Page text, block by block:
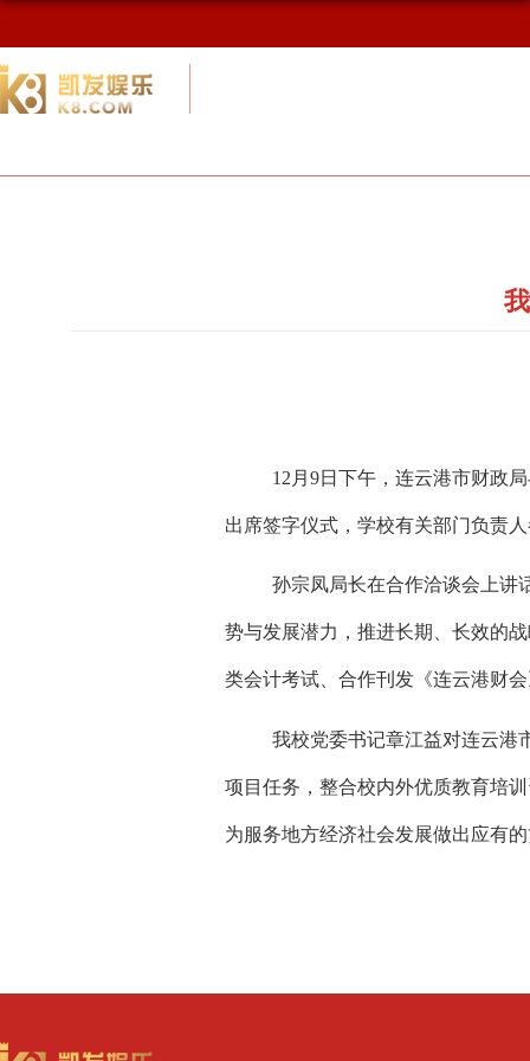
12月9日下午，连云港市财政
出席签字仪式，学校有关部门负责
孙宗凤局长在合作洽谈会上讲
势与发展潜力，推进长期、长效的
类会计考试、合作刊发《连云港财
我校党委书记章江益对连云港
项目任务，整合校内外优质教育培
为服务地方经济社会发展做出应有